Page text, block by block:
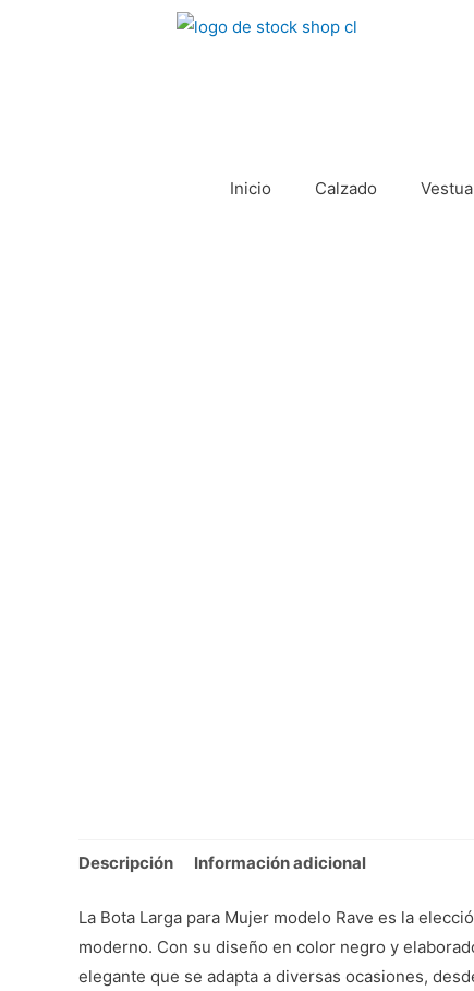
Inicio Calzado
Descripción Información adicional
La Bota Larga para Mujer modelo Rave es la
moderno. Con su diseño en color negro y
elegante que se adapta a diversas ocasiones,